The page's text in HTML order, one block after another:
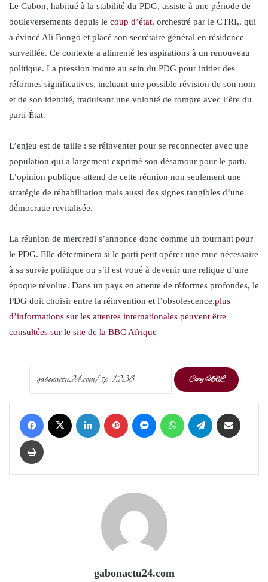
Le Gabon, habitué à la stabilité du PDG, assiste à une période de
bouleversements depuis le coup d’état, orchestré par le CTRI,, qui
a évincé Ali Bongo et placé son secrétaire général en résidence
surveillée. Ce contexte a alimenté les aspirations à un renouveau
politique. La pression monte au sein du PDG pour initier des
réformes significatives, incluant une possible révision de son nom
et de son identité, traduisant une volonté de rompre avec l’ère du
parti-État.
L’enjeu est de taille : se réinventer pour se reconnecter avec une
population qui a largement exprimé son désamour pour le parti.
L’opinion publique attend de cette réunion non seulement une
stratégie de réhabilitation mais aussi des signes tangibles d’une
démocratie revitalisée.
La réunion de mercredi s’annonce donc comme un tournant pour
le PDG. Elle déterminera si le parti peut opérer une mue nécessaire
à sa survie politique ou s’il est voué à devenir une relique d’une
époque révolue. Dans un pays en attente de réformes profondes, le
PDG doit choisir entre la réinvention et l’obsolescence.plus
d’informations sur les attentes internationales peuvent être
consultées sur le site de la BBC Afrique
Copy URL
Facebook LinkedIn Pinterest Messenger WhatsApp Telegram
Print
gabonactu24.com